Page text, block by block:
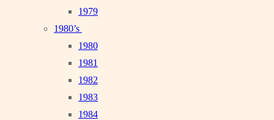
1979
1980’s
1980
1981
1982
1983
1984